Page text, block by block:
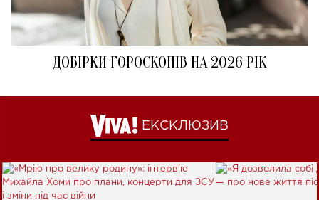
ДОБІРКИ ГОРОСКОПІВ НА 2026 РІК
ЕКСКЛЮЗИВ